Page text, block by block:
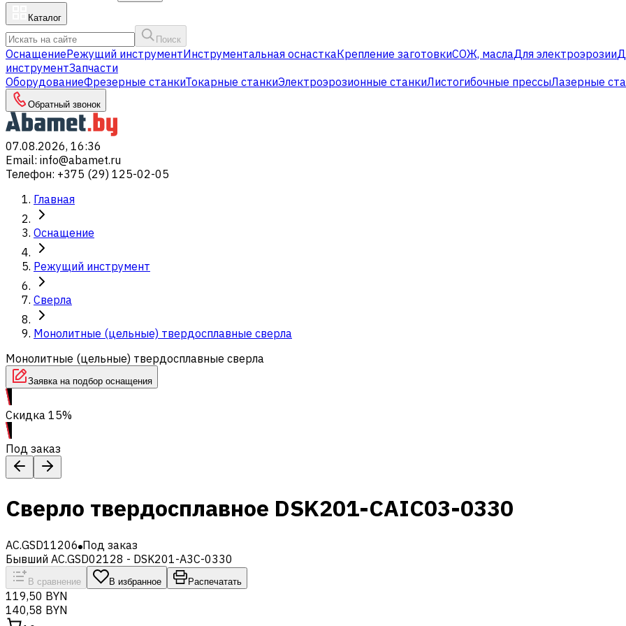
Каталог
Поиск
ОснащениеРежущий инструментИнструментальная оснасткаКрепление заготовкиСОЖ, маслаДля электроэрозии
инструментЗапчасти
ОборудованиеФрезерные станкиТокарные станкиЭлектроэрозионные станкиЛистогибочные прессыЛазерные
Обратный звонок
07.08.2026, 16:36
Email: info@abamet.ru
Телефон: +375 (29) 125-02-05
Главная
Оснащение
Режущий инструмент
Сверла
Монолитные (цельные) твердосплавные сверла
Монолитные (цельные) твердосплавные сверла
Заявка на подбор оснащения
Скидка 15%
Под заказ
Сверло твердосплавное DSK201-CAIC03-0330
AC.GSD11206 Под заказ
Бывший AC.GSD02128 - DSK201-A3C-0330
В сравнение В избранное Распечатать
119,50 BYN
140,58 BYN